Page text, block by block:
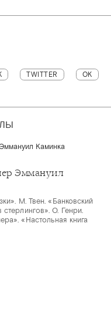
TWITTER OK
Эммануил
М. Твен. «Банковский
О. Генри.
«Настольная книга